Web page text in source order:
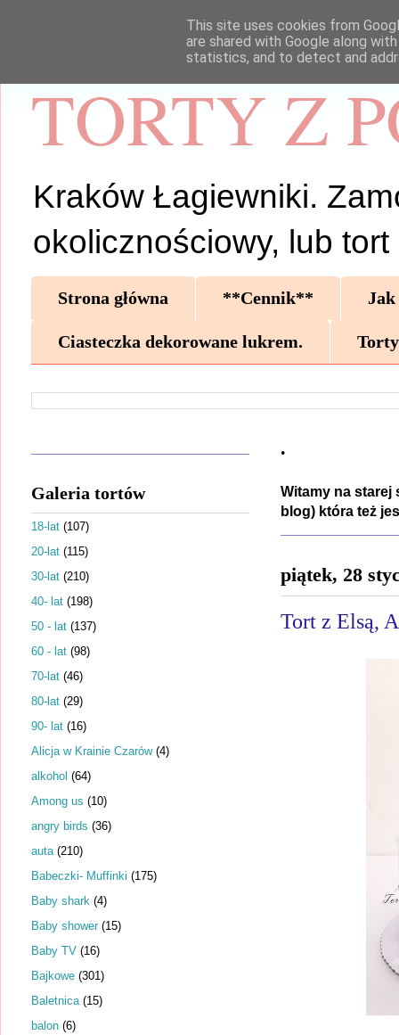
TORTY Z
Kraków Łagiewniki.
okolicznościowy, lub tort
Strona główna **Cennik** Jak
Ciasteczka dekorowane lukrem.
.
Witamy na starej
blog) która też
piątek, 28
Tort z Elsą,
Galeria tortów
18-lat (107)
20-lat (115)
30-lat (210)
40- lat (198)
50 - lat (137)
60 - lat (98)
70-lat (46)
80-lat (29)
90- lat (16)
Alicja w Krainie Czarów (4)
alkohol (64)
Among us (10)
angry birds (36)
auta (210)
Babeczki- Muffinki (175)
Baby shark (4)
Baby shower (15)
Baby TV (16)
Bajkowe (301)
Baletnica (15)
balon (6)
This site uses cookies from
are shared with Google along
statistics, and to detect and